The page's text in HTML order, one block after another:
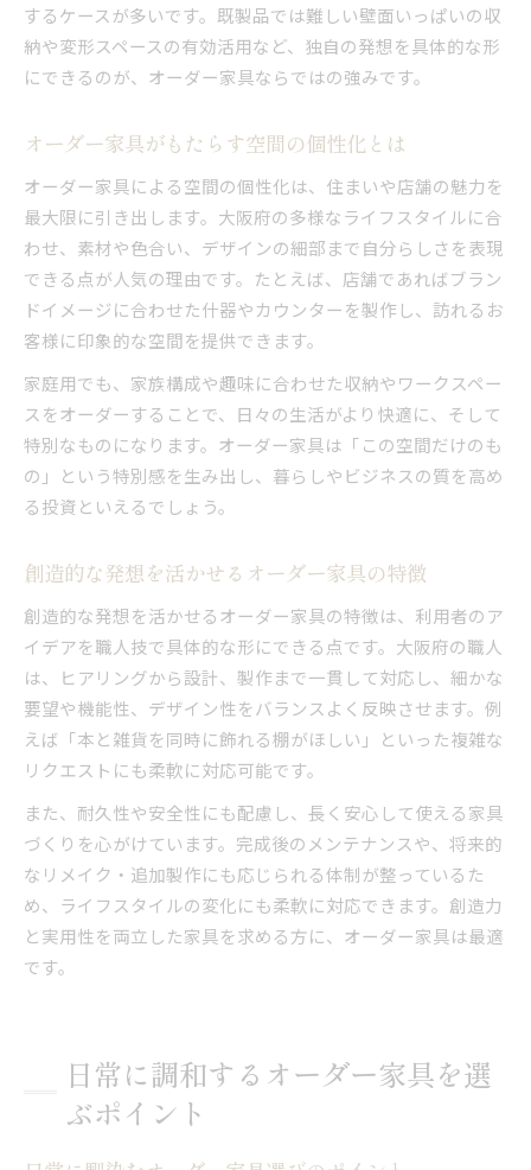
するケースが多いです。既製品では難しい壁面いっぱいの収
納や変形スペースの有効活用など、独自の発想を具体的な形
にできるのが、オーダー家具ならではの強みです。
オーダー家具がもたらす空間の個性化とは
オーダー家具による空間の個性化は、住まいや店舗の魅力を
最大限に引き出します。大阪府の多様なライフスタイルに合
わせ、素材や色合い、デザインの細部まで自分らしさを表現
できる点が人気の理由です。たとえば、店舗であればブラン
ドイメージに合わせた什器やカウンターを製作し、訪れるお
客様に印象的な空間を提供できます。
家庭用でも、家族構成や趣味に合わせた収納やワークスペー
スをオーダーすることで、日々の生活がより快適に、そして
特別なものになります。オーダー家具は「この空間だけのも
の」という特別感を生み出し、暮らしやビジネスの質を高め
る投資といえるでしょう。
創造的な発想を活かせるオーダー家具の特徴
創造的な発想を活かせるオーダー家具の特徴は、利用者のア
イデアを職人技で具体的な形にできる点です。大阪府の職人
は、ヒアリングから設計、製作まで一貫して対応し、細かな
要望や機能性、デザイン性をバランスよく反映させます。例
えば「本と雑貨を同時に飾れる棚がほしい」といった複雑な
リクエストにも柔軟に対応可能です。
また、耐久性や安全性にも配慮し、長く安心して使える家具
づくりを心がけています。完成後のメンテナンスや、将来的
なリメイク・追加製作にも応じられる体制が整っているた
め、ライフスタイルの変化にも柔軟に対応できます。創造力
と実用性を両立した家具を求める方に、オーダー家具は最適
です。
日常に調和するオーダー家具を選
ぶポイント